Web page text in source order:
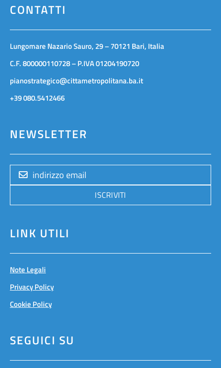
CONTATTI
Lungomare Nazario Sauro, 29 – 70121 Bari, Italia
C.F. 800000110728 – P.IVA 01204190720
pianostrategico@cittametropolitana.ba.it
+39 080.5412466
NEWSLETTER
ISCRIVITI
LINK UTILI
Note Legali
Privacy Policy
Cookie Policy
SEGUICI SU